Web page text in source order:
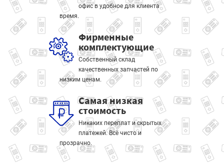
офис в удобное для клиента
время.
Фирменные
комплектующие
Собственный склад
качественных запчастей по
низким ценам.
Самая низкая
стоимость
Никаких переплат и скрытых
платежей. Всё чисто и
прозрачно.